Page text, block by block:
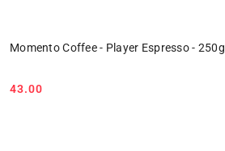
Momento Coffee - Player Espresso - 250g
Cena:
43.00